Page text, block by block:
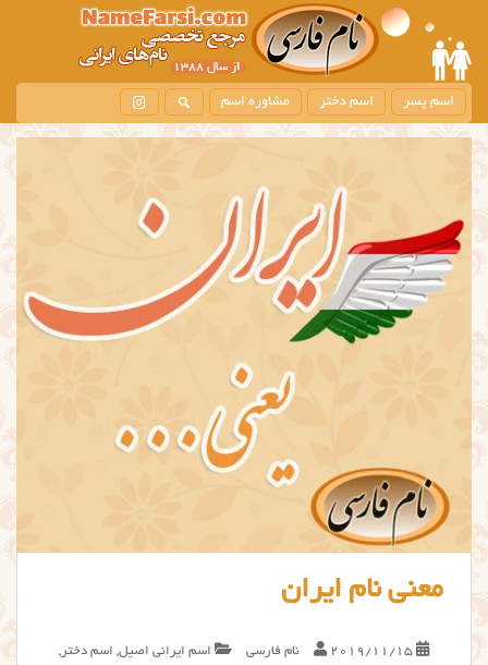
m
i
c
n
t
اسم پسر اسم دختر مشاوره اسم
معنی نام ایران
2019/11/15 نام فارسی اسم ایرانی اصیل, اسم دختر ,